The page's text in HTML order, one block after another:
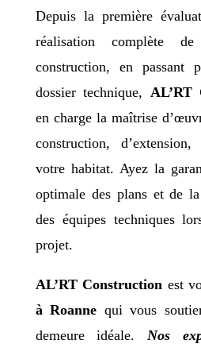
Depuis la première
réalisation complète
construction, en passant
dossier technique, AL’RT
en charge la maîtrise
construction,
votre habitat. Ayez la
optimale des plans et de
des équipes techniques
projet.
AL’RT Construction est
à Roanne qui vous
demeure idéale. Nos